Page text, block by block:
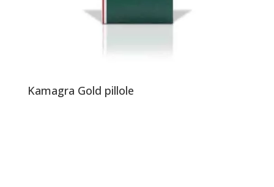
Kamagra Gold pillole